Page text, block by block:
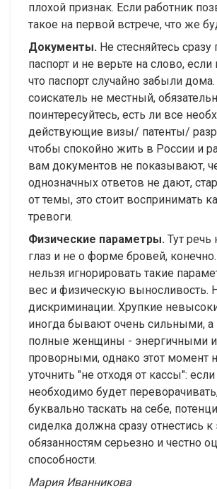
плохой признак. Если работник
такое на первой встрече, что же
Документы. Не стесняйтесь сразу
паспорт и не верьте на слово,
что паспорт случайно забыли
соискатель не местный,
поинтересуйтесь, есть ли все
действующие визы/ патенты/
чтобы спокойно жить в России и
вам документов не показывают,
однозначных ответов не дают,
от темы, это стоит воспринимать
тревоги.
Физические параметры. Тут речь
глаз и не о форме бровей,
нельзя игнорировать такие
вес и физическую выносливость.
дискриминации. Хрупкие
иногда бывают очень сильными, а
полные женщины - энергичными и
проворными, однако этот момент
уточнить "не отходя от кассы":
необходимо будет
буквально таскать на себе,
сиделка должна сразу отнестись к
обязанностям серьезно и честно
способности.
Мария Иванникова